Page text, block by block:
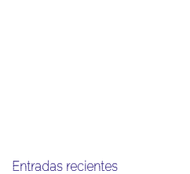
Entradas recientes